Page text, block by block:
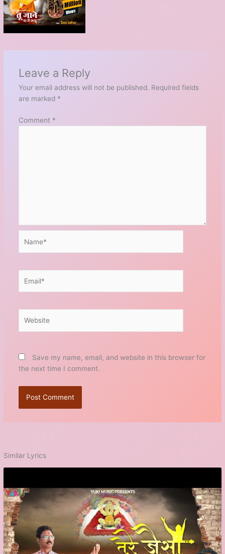
Leave a Reply
Your email address will not be published. Required fields
are marked *
Comment *
Save my name, email, and website in this browser for
the next time I comment.
Similar Lyrics